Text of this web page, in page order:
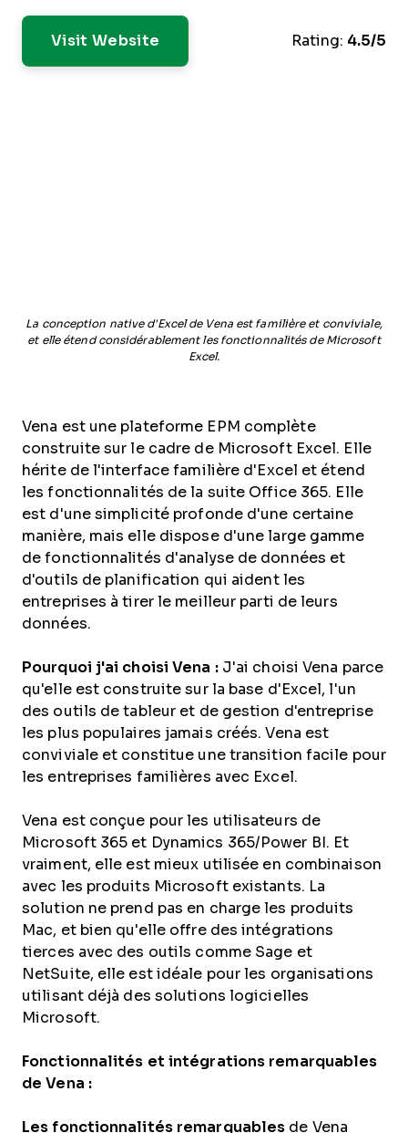
Visit Website Rating: 4.5/5
La conception native d'Excel de Vena est familière et conviviale,
et elle étend considérablement les fonctionnalités de Microsoft
Excel.
Vena est une plateforme EPM complète
construite sur le cadre de Microsoft Excel. Elle
hérite de l'interface familière d'Excel et étend
les fonctionnalités de la suite Office 365. Elle
est d'une simplicité profonde d'une certaine
manière, mais elle dispose d'une large gamme
de fonctionnalités d'analyse de données et
d'outils de planification qui aident les
entreprises à tirer le meilleur parti de leurs
données.
Pourquoi j'ai choisi Vena : J'ai choisi Vena parce
qu'elle est construite sur la base d'Excel, l'un
des outils de tableur et de gestion d'entreprise
les plus populaires jamais créés. Vena est
conviviale et constitue une transition facile pour
les entreprises familières avec Excel.
Vena est conçue pour les utilisateurs de
Microsoft 365 et Dynamics 365/Power BI. Et
vraiment, elle est mieux utilisée en combinaison
avec les produits Microsoft existants. La
solution ne prend pas en charge les produits
Mac, et bien qu'elle offre des intégrations
tierces avec des outils comme Sage et
NetSuite, elle est idéale pour les organisations
utilisant déjà des solutions logicielles
Microsoft.
Fonctionnalités et intégrations remarquables
de Vena :
Les fonctionnalités remarquables de Vena